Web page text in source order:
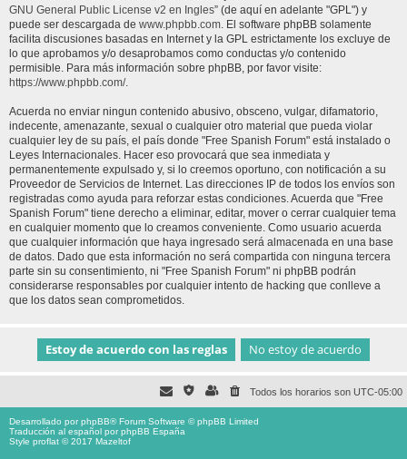
GNU General Public License v2 en Ingles” (de aquí en adelante "GPL") y
puede ser descargada de www.phpbb.com. El software phpBB solamente
facilita discusiones basadas en Internet y la GPL estrictamente los excluye de
lo que aprobamos y/o desaprobamos como conductas y/o contenido
permisible. Para más información sobre phpBB, por favor visite:
https://www.phpbb.com/.
Acuerda no enviar ningun contenido abusivo, obsceno, vulgar, difamatorio,
indecente, amenazante, sexual o cualquier otro material que pueda violar
cualquier ley de su país, el país donde "Free Spanish Forum" está instalado o
Leyes Internacionales. Hacer eso provocará que sea inmediata y
permanentemente expulsado y, si lo creemos oportuno, con notificación a su
Proveedor de Servicios de Internet. Las direcciones IP de todos los envíos son
registradas como ayuda para reforzar estas condiciones. Acuerda que "Free
Spanish Forum" tiene derecho a eliminar, editar, mover o cerrar cualquier tema
en cualquier momento que lo creamos conveniente. Como usuario acuerda
que cualquier información que haya ingresado será almacenada en una base
de datos. Dado que esta información no será compartida con ninguna tercera
parte sin su consentimiento, ni "Free Spanish Forum" ni phpBB podrán
considerarse responsables por cualquier intento de hacking que conlleve a
que los datos sean comprometidos.
Todos los horarios son UTC-05:00
Desarrollado porphpBB® Forum Software © phpBB Limited
Traducción al español porphpBB España
Style proflat © 2017 Mazeltof